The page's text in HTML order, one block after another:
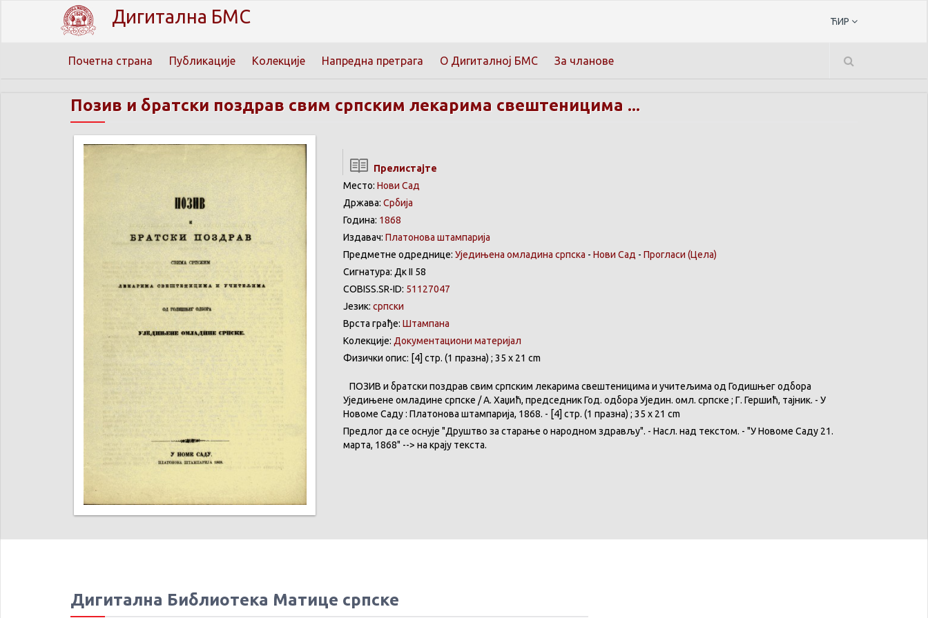
Дигитална БМС ЋИР
Почетна страна Публикације Колекције Напредна претрага О Дигиталној БМС За чланове
Позив и братски поздрав свим српским лекарима свештеницима ...
Прелистајте
Место: Нови Сад
Држава: Србија
Година: 1868
Издавач: Платонова штампарија
Предметне одреднице: Уједињена омладина српска - Нови Сад - Прогласи (Цела)
Сигнатура: Дк II 58
COBISS.SR-ID: 51127047
Језик: српски
Врста грађе: Штампана
Колекције: Документациони материјал
Физички опис: [4] стр. (1 празна) ; 35 x 21 cm
ПОЗИВ и братски поздрав свим српским лекарима свештеницима и учитељима од Годишњегодбора
Уједињене омладине српске / А. Хаџић, председникГод. одбора Уједин. омл. српске ; Г. Гершић, тајник. - У
Новоме Саду: Платонова штампарија, 1868. - [4] стр. (1 празна) ; 35 x 21 cm
Предлог да се оснује "Друштво за старање о народном здрављу". - Насл. над текстом. - "УНовоме Саду 21.
марта, 1868" --> на крају текста.
Дигитална Библиотека Матице српске